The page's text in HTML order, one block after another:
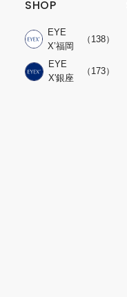
SHOP
EYE
X’福岡
（138）
EYE
X'銀座
（173）